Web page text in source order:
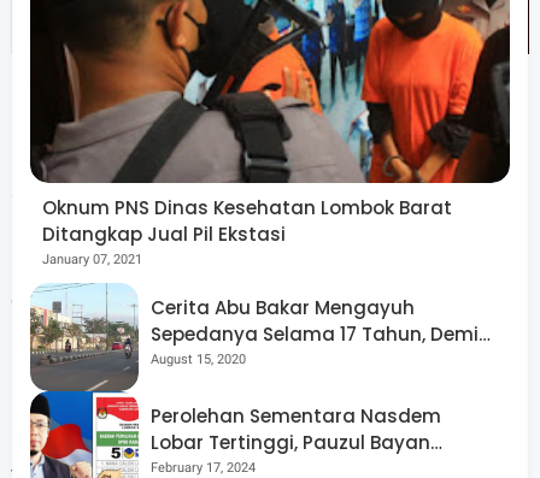
Para penerima manfaat mengaku bersyukur atas
bantuan yang diberikan. Paket sembako tersebut dinilai
sangat membantu dalam memenuhi kebutuhan sehari-
hari. Mereka pun berharap kegiatan serupa dapat terus
berlanjut, terutama bagi masyarakat di kawasan pesisir
dan wilayah terpencil.
Melalui kegiatan ini, PLN UIW NTB kembali menegaskan
komitmennya untuk hadir tidak hanya melalui layanan
kelistrikan yang andal, tetapi juga melalui program sosial
yang konsisten dan berkelanjutan. Semangat berbagi
Oknum PNS Dinas Kesehatan Lombok Barat
Ditangkap Jual Pil Ekstasi
January 07, 2021
Cerita Abu Bakar Mengayuh
Sepedanya Selama 17 Tahun, Demi
Menggelorakan Kemerdekaan
August 15, 2020
Perolehan Sementara Nasdem
Lobar Tertinggi, Pauzul Bayan
Berpeluang “Rebut” Kursi Dapil 3
February 17, 2024